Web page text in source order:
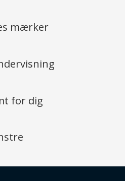
mærker
for dig